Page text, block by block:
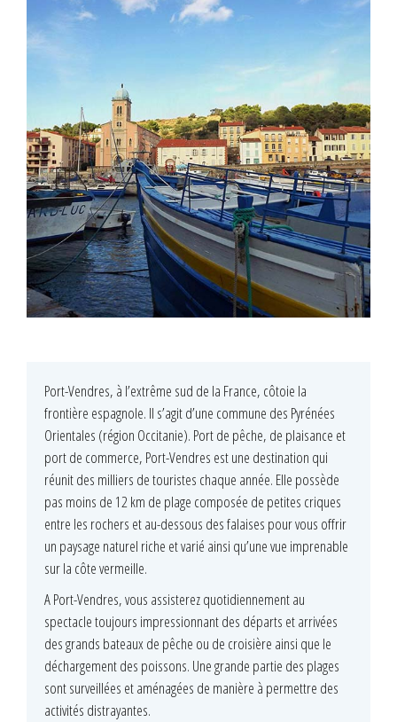
Port-Vendres, à l’extrême sud de la France, côtoie la
frontière espagnole. Il s’agit d’une commune des Pyrénées
Orientales (région Occitanie). Port de pêche, de plaisance et
port de commerce, Port-Vendres est une destination qui
réunit des milliers de touristes chaque année. Elle possède
pas moins de 12 km de plage composée de petites criques
entre les rochers et au-dessous des falaises pour vous offrir
un paysage naturel riche et varié ainsi qu’une vue imprenable
sur la côte vermeille.
A Port-Vendres, vous assisterez quotidiennement au
spectacle toujours impressionnant des départs et arrivées
des grands bateaux de pêche ou de croisière ainsi que le
déchargement des poissons. Une grande partie des plages
sont surveillées et aménagées de manière à permettre des
activités distrayantes.